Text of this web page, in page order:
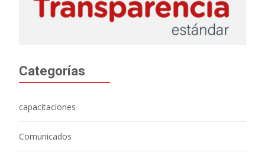
Categorías
capacitaciones
Comunicados